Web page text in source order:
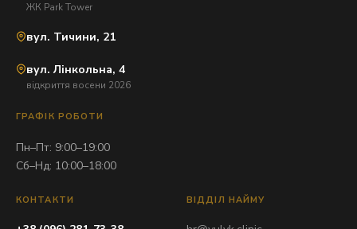
ЖК Park Tower
вул. Тичини, 21
вул. Лінкольна, 4
відкриття восени 2026
ГРАФІК РОБОТИ
Пн–Пт: 9:00–19:00
Сб–Нд: 10:00–18:00
КОНТАКТИ ВІДДІЛ НАЙМУ